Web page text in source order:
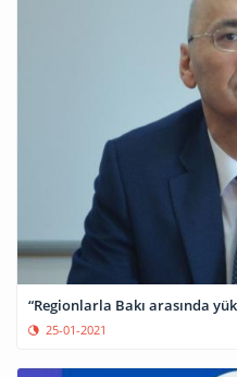
“Regionlarla Bakı arasında
25-01-2021